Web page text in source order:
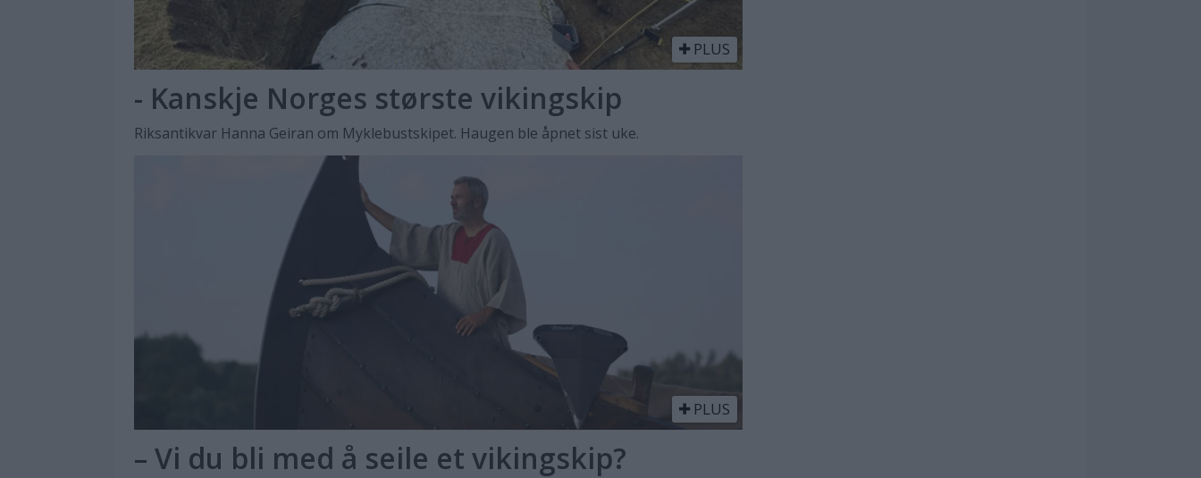
PLUS
- Kanskje Norges største vikingskip
Riksantikvar Hanna Geiran om Myklebustskipet. Haugen ble åpnet sist uke.
PLUS
– Vi du bli med å seile et vikingskip?